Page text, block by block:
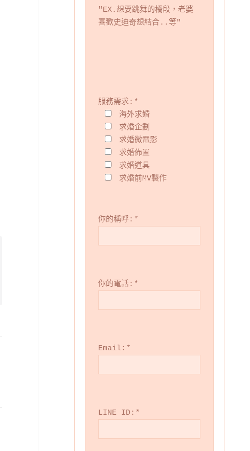
"EX.想要跳舞的橋段，老婆
喜歡史迪奇想結合..等"
服務需求: *
海外求婚
求婚企劃
求婚微電影
求婚佈置
求婚道具
求婚前MV製作
你的稱呼: *
你的電話: *
Email: *
LINE ID: *